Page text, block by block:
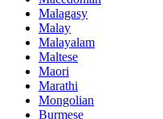
Malagasy
Malay
Malayalam
Maltese
Maori
Marathi
Mongolian
Burmese